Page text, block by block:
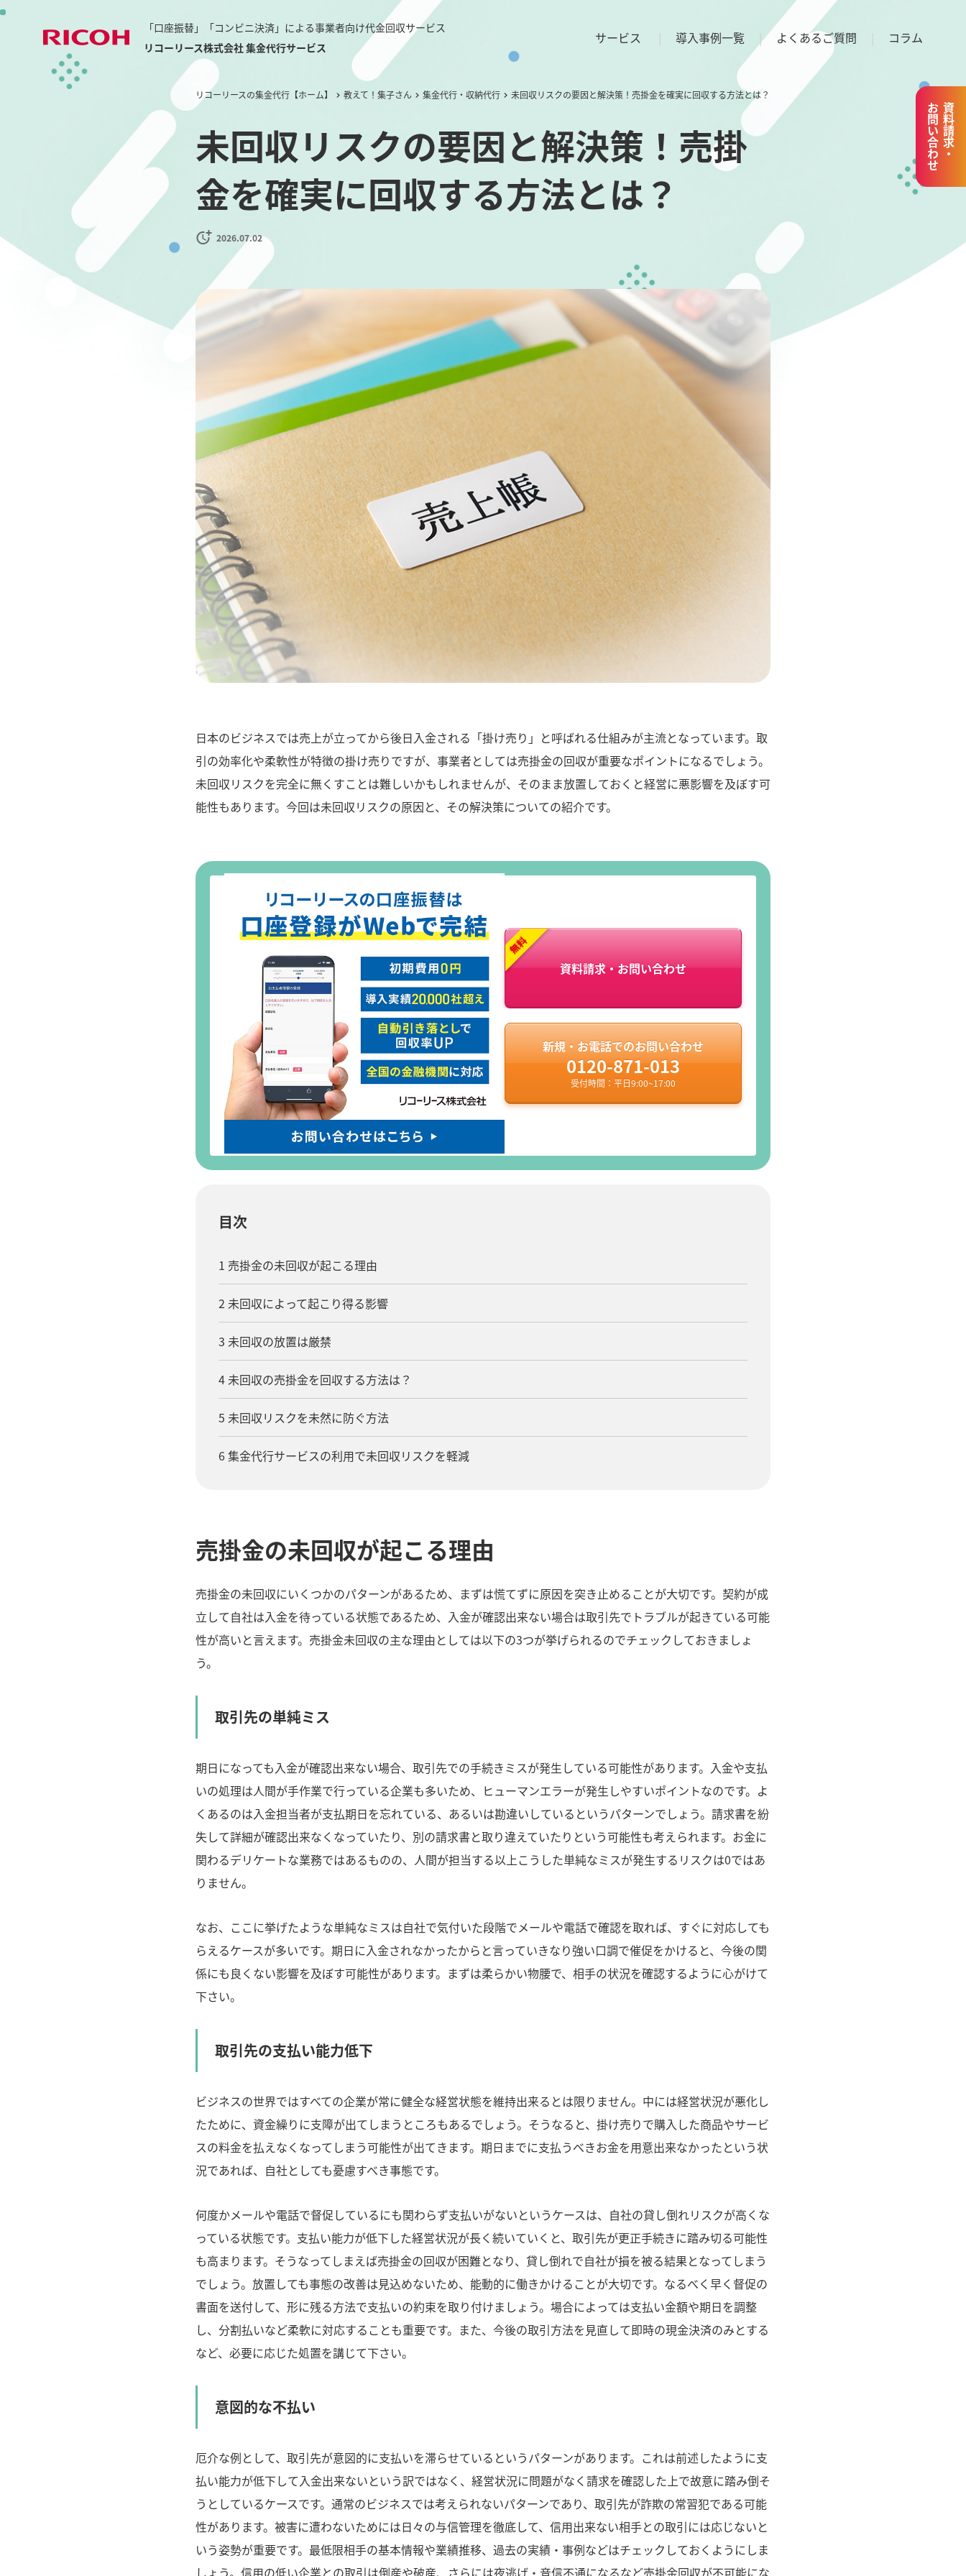
「口座振替」「コンビニ決済」による事業者向け代金回収サービス
リコーリース株式会社 集金代行サービス
サービス 導入事例一覧 よくあるご質問 コラム
リコーリースの集金代行【ホーム】 教えて！集子さん 集金代行・収納代行 未回収リスクの要因と解決策！売掛金を確実に回収する方法とは？
未回収リスクの要因と解決策！売掛
金を確実に回収する方法とは？
2026.07.02
" alt="未回収リスクの要因と解決策！売掛金を確実に回収する方法とは？">
日本のビジネスでは売上が立ってから後日入金される「掛け売り」と呼ばれる仕組みが主流となっています。取
引の効率化や柔軟性が特徴の掛け売りですが、事業者としては売掛金の回収が重要なポイントになるでしょう。
未回収リスクを完全に無くすことは難しいかもしれませんが、そのまま放置しておくと経営に悪影響を及ぼす可
能性もあります。今回は未回収リスクの原因と、その解決策についての紹介です。
資料請求・お問い合わせ
新規・お電話でのお問い合わせ
0120-871-013
受付時間：平日9:00~17:00
目次
1 売掛金の未回収が起こる理由
2 未回収によって起こり得る影響
3 未回収の放置は厳禁
4 未回収の売掛金を回収する方法は？
5 未回収リスクを未然に防ぐ方法
6 集金代行サービスの利用で未回収リスクを軽減
売掛金の未回収が起こる理由
売掛金の未回収にいくつかのパターンがあるため、まずは慌てずに原因を突き止めることが大切です。契約が成
立して自社は入金を待っている状態であるため、入金が確認出来ない場合は取引先でトラブルが起きている可能
性が高いと言えます。売掛金未回収の主な理由としては以下の3つが挙げられるのでチェックしておきましょ
う。
取引先の単純ミス
期日になっても入金が確認出来ない場合、取引先での手続きミスが発生している可能性があります。入金や支払
いの処理は人間が手作業で行っている企業も多いため、ヒューマンエラーが発生しやすいポイントなのです。よ
くあるのは入金担当者が支払期日を忘れている、あるいは勘違いしているというパターンでしょう。請求書を紛
失して詳細が確認出来なくなっていたり、別の請求書と取り違えていたりという可能性も考えられます。お金に
関わるデリケートな業務ではあるものの、人間が担当する以上こうした単純なミスが発生するリスクは0ではあ
りません。
なお、ここに挙げたような単純なミスは自社で気付いた段階でメールや電話で確認を取れば、すぐに対応しても
らえるケースが多いです。期日に入金されなかったからと言っていきなり強い口調で催促をかけると、今後の関
係にも良くない影響を及ぼす可能性があります。まずは柔らかい物腰で、相手の状況を確認するように心がけて
下さい。
取引先の支払い能力低下
ビジネスの世界ではすべての企業が常に健全な経営状態を維持出来るとは限りません。中には経営状況が悪化し
たために、資金繰りに支障が出てしまうところもあるでしょう。そうなると、掛け売りで購入した商品やサービ
スの料金を払えなくなってしまう可能性が出てきます。期日までに支払うべきお金を用意出来なかったという状
況であれば、自社としても憂慮すべき事態です。
何度かメールや電話で督促しているにも関わらず支払いがないというケースは、自社の貸し倒れリスクが高くな
っている状態です。支払い能力が低下した経営状況が長く続いていくと、取引先が更正手続きに踏み切る可能性
も高まります。そうなってしまえば売掛金の回収が困難となり、貸し倒れで自社が損を被る結果となってしまう
でしょう。放置しても事態の改善は見込めないため、能動的に働きかけることが大切です。なるべく早く督促の
書面を送付して、形に残る方法で支払いの約束を取り付けましょう。場合によっては支払い金額や期日を調整
し、分割払いなど柔軟に対応することも重要です。また、今後の取引方法を見直して即時の現金決済のみとする
など、必要に応じた処置を講じて下さい。
意図的な不払い
厄介な例として、取引先が意図的に支払いを滞らせているというパターンがあります。これは前述したように支
払い能力が低下して入金出来ないという訳ではなく、経営状況に問題がなく請求を確認した上で故意に踏み倒そ
うとしているケースです。通常のビジネスでは考えられないパターンであり、取引先が詐欺の常習犯である可能
性があります。被害に遭わないためには日々の与信管理を徹底して、信用出来ない相手との取引には応じないと
いう姿勢が重要です。最低限相手の基本情報や業績推移、過去の実績・事例などはチェックしておくようにしま
資料請求・
お問い合わせ